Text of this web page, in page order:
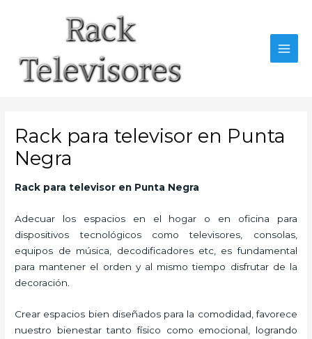
Rack para televisor en Punta
Negra
Rack para televisor en Punta Negra
Adecuar los espacios en el hogar o en oficina para
dispositivos tecnológicos como televisores, consolas,
equipos de música, decodificadores etc, es fundamental
para mantener el orden y al mismo tiempo disfrutar de la
decoración.
Crear espacios bien diseñados para la comodidad, favorece
nuestro bienestar tanto físico como emocional, logrando